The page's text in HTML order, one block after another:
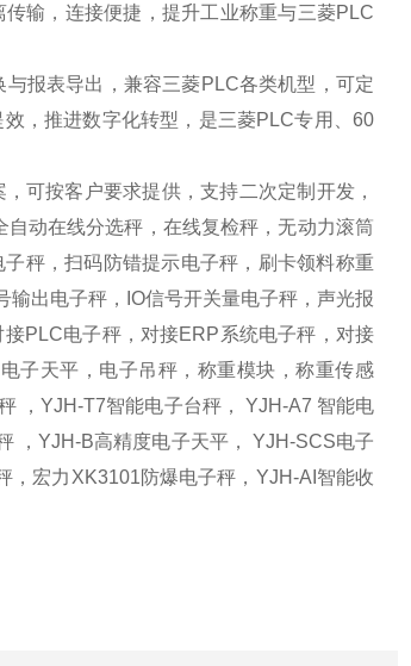
输，连接便捷，提升工业称重与三菱PLC
报表导出，兼容三菱PLC各类机型，可定
，推进数字化转型，是三菱PLC专用、60
可按客户要求提供，支持二次定制开发，
动在线分选秤，在线复检秤，无动力滚筒
秤，扫码防错提示电子秤，刷卡领料称重
出电子秤，IO信号开关量电子秤，声光报
PLC电子秤，对接ERP系统电子秤，对接
子天平，电子吊秤，称重模块，称重传感
，YJH-T7智能电子台秤， YJH-A7 智能电
，YJH-B高精度电子天平， YJH-SCS电子
，宏力XK3101防爆电子秤，YJH-AI智能收